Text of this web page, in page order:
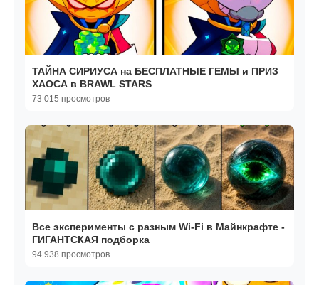
ТАЙНА СИРИУСА на БЕСПЛАТНЫЕ ГЕМЫ и ПРИЗ
ХАОСА в BRAWL STARS
73 015 просмотров
Все эксперименты с разным Wi-Fi в Майнкрафте -
ГИГАНТСКАЯ подборка
94 938 просмотров